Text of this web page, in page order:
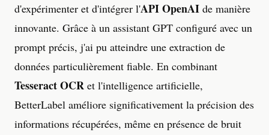
d'expérimenter et d'intégrer l'API OpenAI de manière
innovante. Grâce à un assistant GPT configuré avec un
prompt précis, j'ai pu atteindre une extraction de
données particulièrement fiable. En combinant
Tesseract OCR et l'intelligence artificielle,
BetterLabel améliore significativement la précision des
informations récupérées, même en présence de bruit